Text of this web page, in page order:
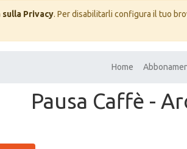
Privacy. Per disabilitarli configura il tuo
Home
Pausa Caffè -